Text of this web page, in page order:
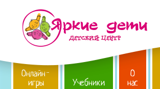
Онлайн-
игры Учебники
О
нас